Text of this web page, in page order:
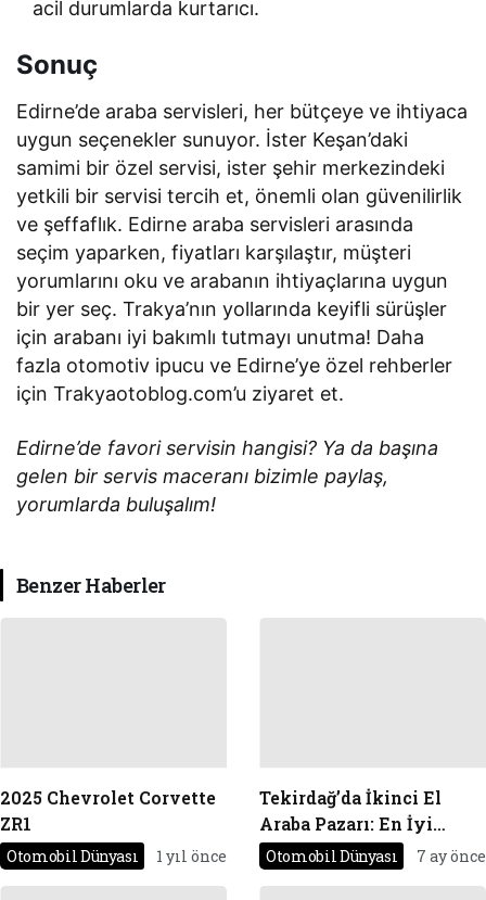
acil durumlarda kurtarıcı.
Sonuç
Edirne’de araba servisleri, her bütçeye ve ihtiyaca
uygun seçenekler sunuyor. İster Keşan’daki
samimi bir özel servisi, ister şehir merkezindeki
yetkili bir servisi tercih et, önemli olan güvenilirlik
ve şeffaflık. Edirne araba servisleri arasında
seçim yaparken, fiyatları karşılaştır, müşteri
yorumlarını oku ve arabanın ihtiyaçlarına uygun
bir yer seç. Trakya’nın yollarında keyifli sürüşler
için arabanı iyi bakımlı tutmayı unutma! Daha
fazla otomotiv ipucu ve Edirne’ye özel rehberler
için Trakyaotoblog.com’u ziyaret et.
Edirne’de favori servisin hangisi? Ya da başına
gelen bir servis maceranı bizimle paylaş,
yorumlarda buluşalım!
Benzer Haberler
2025 Chevrolet Corvette
ZR1
Otomobil Dünyası 1 yıl önce
Tekirdağ’da İkinci El
Araba Pazarı: En İyi
Fırsatlar
Otomobil Dünyası 7 ay önce